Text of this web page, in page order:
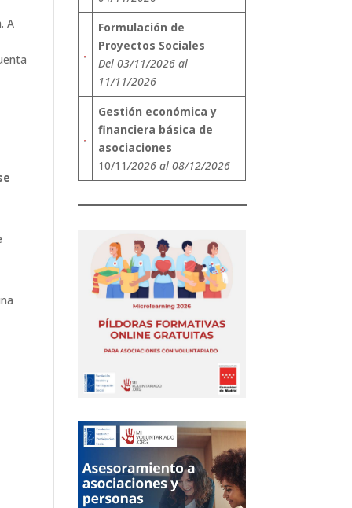
A
Formulación de
Proyectos Sociales
Del 03/11/2026 al
11/11/2026
Gestión económica y
financiera básica de
asociaciones
10/11/2026 al 08/12/2026